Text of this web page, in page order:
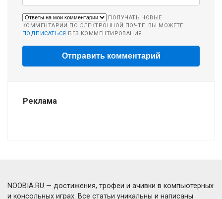
ПОЛУЧАТЬ НОВЫЕ
КОММЕНТАРИИ ПО ЭЛЕКТРОННОЙ ПОЧТЕ. ВЫ МОЖЕТЕ
ПОДПИСАТЬСЯ БЕЗ КОММЕНТИРОВАНИЯ.
Реклама
NOOBIA.RU — достижения, трофеи и ачивки в компьютерных
и консольных играх. Все статьи уникальны и написаны